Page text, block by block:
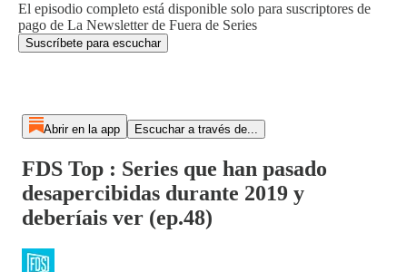
El episodio completo está disponible solo para suscriptores de
pago de La Newsletter de Fuera de Series
Suscríbete para escuchar
Abrir en la app Escuchar a través de...
FDS Top : Series que han pasado
desapercibidas durante 2019 y
deberíais ver (ep.48)